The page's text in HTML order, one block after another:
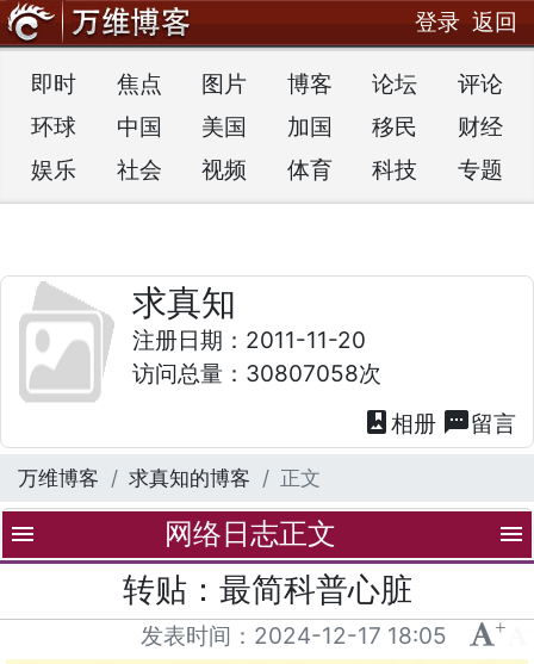
登录 返回
即时 焦点 图片 博客 论坛
评论
环球
中国 美国 加国 移民
财经
娱乐
社会 视频 体育 科技 专题
求真知
注册日期：2011-11-20
访问总量：30807058次
photo_album 相册 textsms留言
万维博客 求真知的博客 正文
menu 网络日志正文 menu
转贴：最简科普心脏
发表时间： 2024-12-17 18:05 +